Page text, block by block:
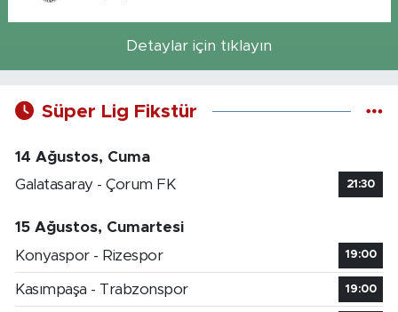
Detaylar için tıklayın
Süper Lig Fikstür
14 Ağustos, Cuma
Galatasaray - Çorum FK
21:30
15 Ağustos, Cumartesi
Konyaspor - Rizespor
19:00
Kasımpaşa - Trabzonspor 19:00